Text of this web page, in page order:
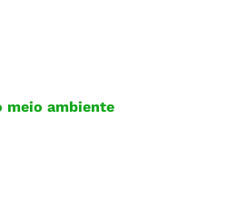
meio ambiente